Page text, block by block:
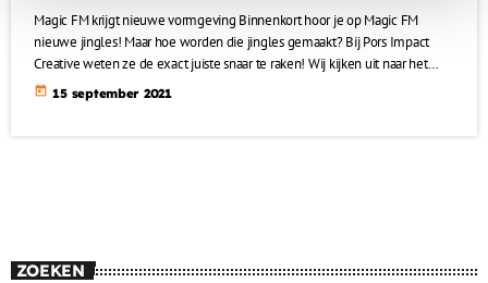
Magic FM krijgt nieuwe vormgeving Binnenkort hoor je op Magic FM
nieuwe jingles! Maar hoe worden die jingles gemaakt? Bij Pors Impact
Creative weten ze de exact juiste snaar te raken! Wij kijken uit naar het
eindresultaat!
today 15 september 2021
ZOEKEN